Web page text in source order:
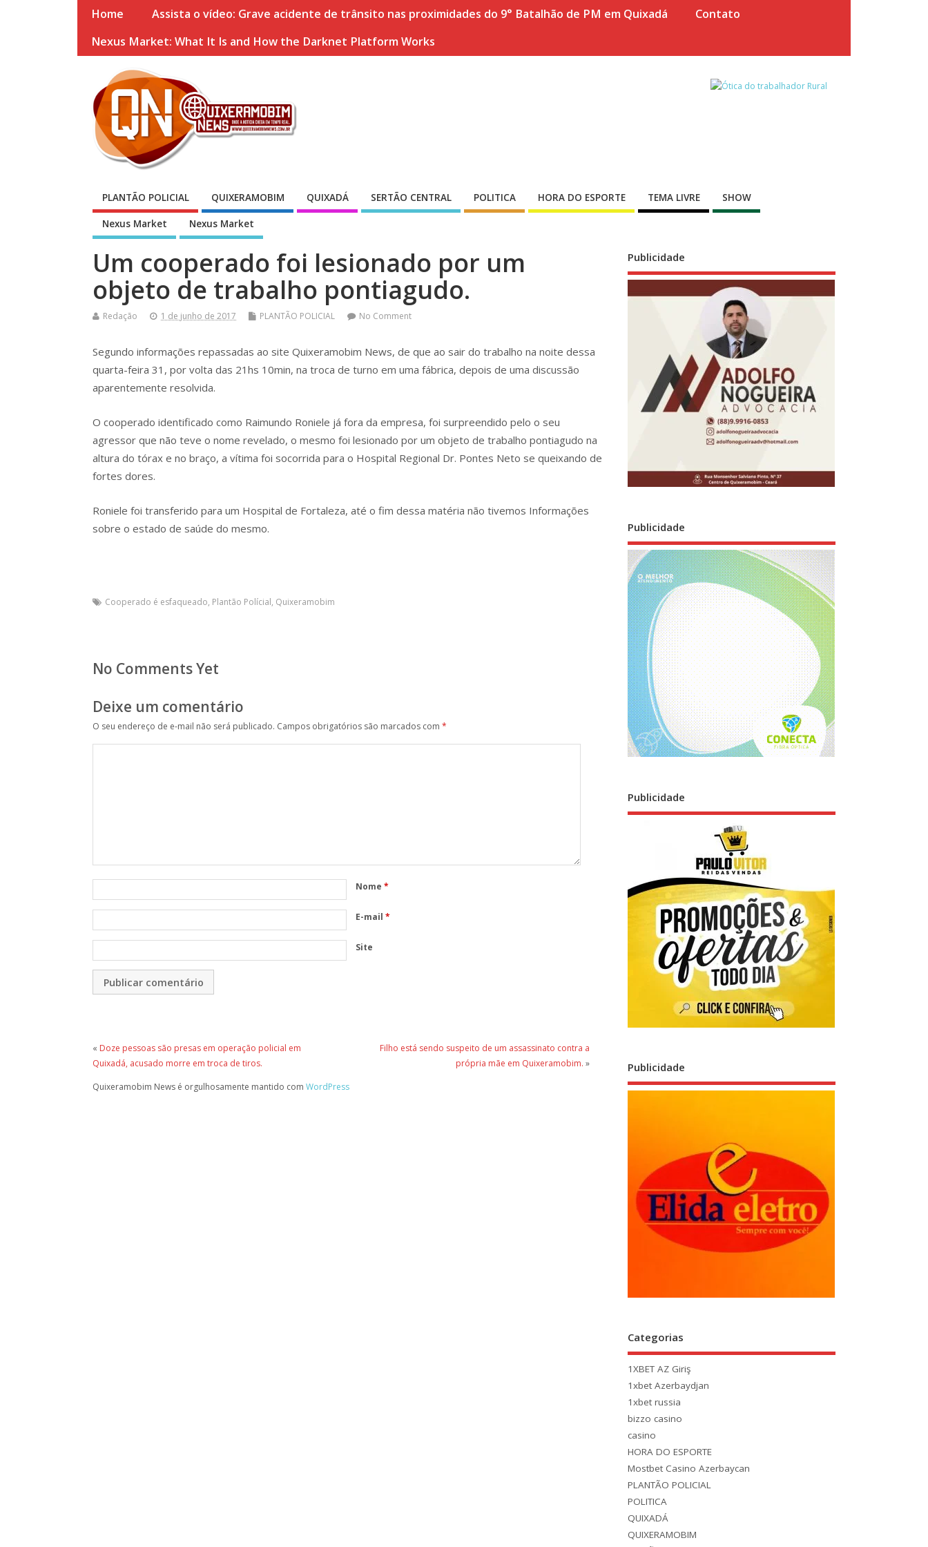
Home Assista o vídeo: Grave acidente de trânsito nas proximidades do 9° Batalhão de PM em Quixadá
Contato
Nexus Market: What It Is and How the Darknet Platform Works
PLANTÃO POLICIAL QUIXERAMOBIM QUIXADÁ SERTÃO CENTRAL POLITICA HORA DO ESPORTE TEMA LIVRE SHOW
Nexus Market Nexus Market
Um cooperado foi lesionado por um
objeto de trabalho pontiagudo.
Redação 1 de junho de 2017 PLANTÃO POLICIAL No Comment
Segundo informações repassadas ao site Quixeramobim News, de que ao sair do trabalho na noite dessa
quarta-feira 31, por volta das 21hs 10min, na troca de turno em uma fábrica, depois de uma discussão
aparentemente resolvida.
O cooperado identificado como Raimundo Roniele já fora da empresa, foi surpreendido pelo o seu
agressor que não teve o nome revelado, o mesmo foi lesionado por um objeto de trabalho pontiagudo na
altura do tórax e no braço, a vítima foi socorrida para o Hospital Regional Dr. Pontes Neto se queixando de
fortes dores.
Roniele foi transferido para um Hospital de Fortaleza, até o fim dessa matéria não tivemos Informações
sobre o estado de saúde do mesmo.
Cooperado é esfaqueado, Plantão Polícial, Quixeramobim
No Comments Yet
Deixe um comentário
O seu endereço de e-mail não será publicado. Campos obrigatórios são marcados com*
Nome*
E-mail*
Site
« Doze pessoas são presas em operação policial em
Quixadá, acusado morre em troca de tiros.
Filho está sendo suspeito de um assassinato contra a
própria mãe em Quixeramobim. »
Publicidade
Publicidade
Publicidade
Publicidade
Categorias
1XBET AZ Giriş
1xbet Azerbaydjan
1xbet russia
bizzo casino
casino
HORA DO ESPORTE
Mostbet Casino Azerbaycan
PLANTÃO POLICIAL
POLITICA
QUIXADÁ
QUIXERAMOBIM
Quixeramobim News é orgulhosamente mantido comWordPress